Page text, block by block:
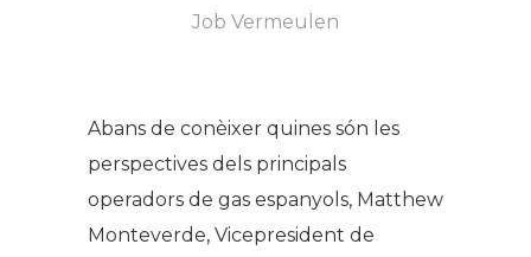
Job Vermeulen
Abans de conèixer quines són les
perspectives dels principals
operadors de gas espanyols, Matthew
Monteverde, Vicepresident de